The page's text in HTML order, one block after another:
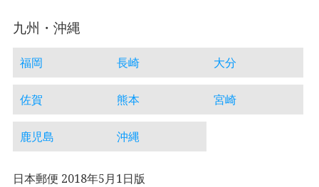
九州・沖縄
福岡 長崎 大分
佐賀 熊本 宮崎
鹿児島 沖縄
日本郵便 2018年5月1日版